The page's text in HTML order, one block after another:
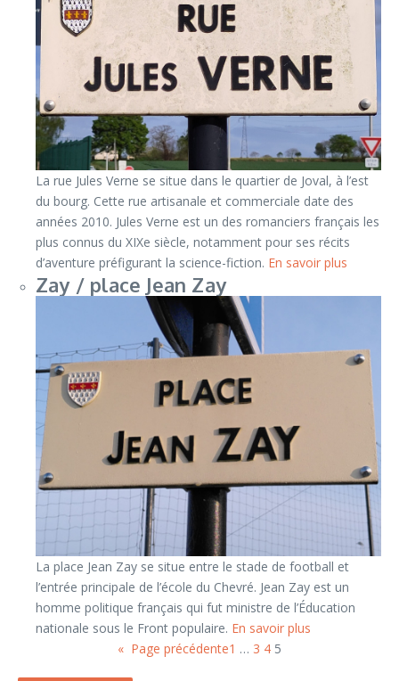
La rue Jules Verne se situe dans le quartier de Joval, à l’est
du bourg. Cette rue artisanale et commerciale date des
années 2010. Jules Verne est un des romanciers français les
plus connus du XIXe siècle, notamment pour ses récits
d’aventure préfigurant la science-fiction. En savoir plus
Zay / place Jean Zay
La place Jean Zay se situe entre le stade de football et
l’entrée principale de l’école du Chevré. Jean Zay est un
homme politique français qui fut ministre de l’Éducation
nationale sous le Front populaire. En savoir plus
« Page précédente1 … 3 4 5